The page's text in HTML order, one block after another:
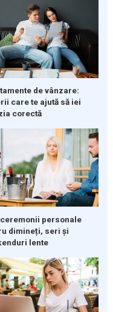
de vânzare:
care te ajută să iei
corectă
personale
dimineți, seri și
lente